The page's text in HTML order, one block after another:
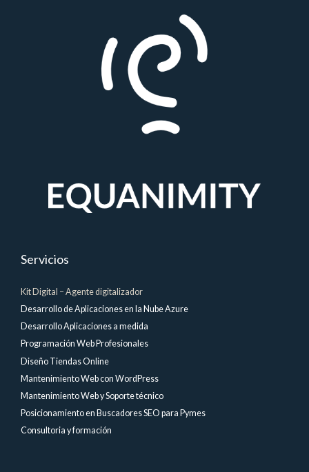
Servicios
Kit Digital – Agente digitalizador
Desarrollo de Aplicaciones en la Nube Azure
Desarrollo Aplicaciones a medida
Programación Web Profesionales
Diseño Tiendas Online
Mantenimiento Web con WordPress
Mantenimiento Web y Soporte técnico
Posicionamiento en Buscadores SEO para Pymes
Consultoria y formación